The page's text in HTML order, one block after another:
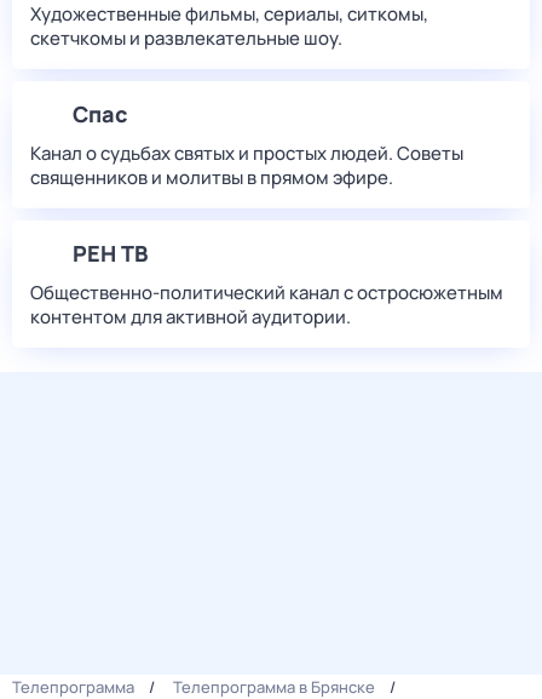
Художественные фильмы, сериалы, ситкомы,
скетчкомы и развлекательные шоу.
Спас
Канал о судьбах святых и простых людей. Советы
священников и молитвы в прямом эфире.
РЕН ТВ
Общественно-политический канал с остросюжетным
контентом для активной аудитории.
Телепрограмма
Телепрограмма в Брянске